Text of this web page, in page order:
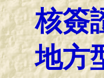
核簽
地方